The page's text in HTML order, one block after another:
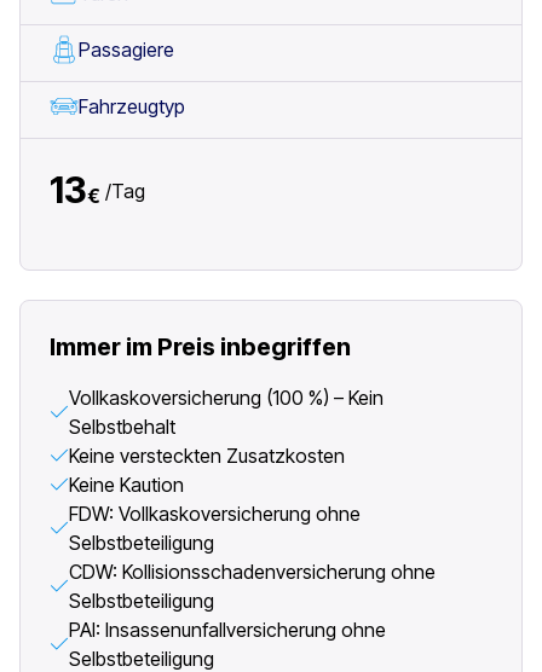
Passagiere
Fahrzeugtyp
13€ /Tag
Immer im Preis inbegriffen
Vollkaskoversicherung (100 %) – Kein
Selbstbehalt
Keine versteckten Zusatzkosten
Keine Kaution
FDW: Vollkaskoversicherung ohne
Selbstbeteiligung
CDW: Kollisionsschadenversicherung ohne
Selbstbeteiligung
PAI: Insassenunfallversicherung ohne
Selbstbeteiligung